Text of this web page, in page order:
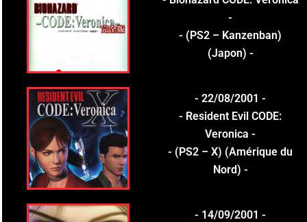
-
- (PS2 – Kanzenban)
(Japon) -
- 22/08/2001 -
- Resident Evil CODE:
Veronica -
- (PS2 – X) (Amérique du
Nord) -
- 14/09/2001 -